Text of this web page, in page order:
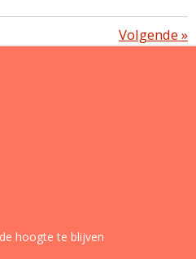
Volgende»
hoogte te blijven